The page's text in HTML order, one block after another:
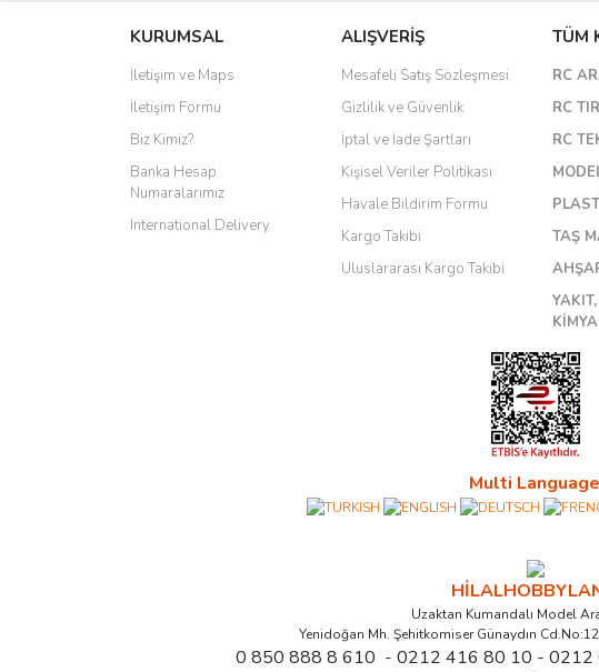
KURUMSAL
İletişim ve Maps
İletişim Formu
Biz Kimiz?
Banka Hesap
Numaralarımız
International Delivery
ALIŞVERİŞ
Mesafeli Satış Sözleşmesi
Gizlilik ve Güvenlik
İptal ve İade Şartları
Kişisel Veriler Politikası
Havale Bildirim Formu
Kargo Takibi
Uluslararası Kargo Takibi
TÜM
RC
RC
RC
TAŞ
Multi Language
Uzaktan Kumandalı Model
Yenidoğan Mh. Şehitkomiser Günaydın
0 850 888 8 610 - 0212 416 80 10 -